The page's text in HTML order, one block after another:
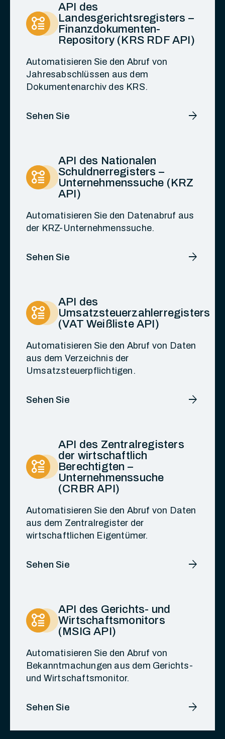
API des
Landesgerichtsregisters –
Finanzdokumenten-
Repository (KRS RDF API)
Automatisieren Sie den Abruf von
Jahresabschlüssen aus dem
Dokumentenarchiv des KRS.
Sehen Sie arrow_forward
API des Nationalen
Schuldnerregisters –
Unternehmenssuche (KRZ
API)
Automatisieren Sie den Datenabruf aus
der KRZ-Unternehmenssuche.
Sehen Sie arrow_forward
API des
Umsatzsteuerzahlerregisters
(VAT Weißliste API)
Automatisieren Sie den Abruf von Daten
aus dem Verzeichnis der
Umsatzsteuerpflichtigen.
Sehen Sie arrow_forward
API des Zentralregisters
der wirtschaftlich
Berechtigten –
Unternehmenssuche
(CRBR API)
Automatisieren Sie den Abruf von Daten
aus dem Zentralregister der
wirtschaftlichen Eigentümer.
Sehen Sie arrow_forward
API des Gerichts- und
Wirtschaftsmonitors
(MSIG API)
Automatisieren Sie den Abruf von
Bekanntmachungen aus dem Gerichts-
und Wirtschaftsmonitor.
Sehen Sie arrow_forward